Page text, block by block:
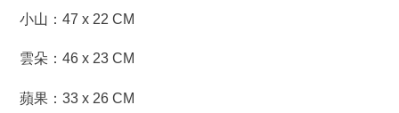
小山：47 x 22 CM
雲朵： 46 x 23 CM
蘋果：33 x 26 CM